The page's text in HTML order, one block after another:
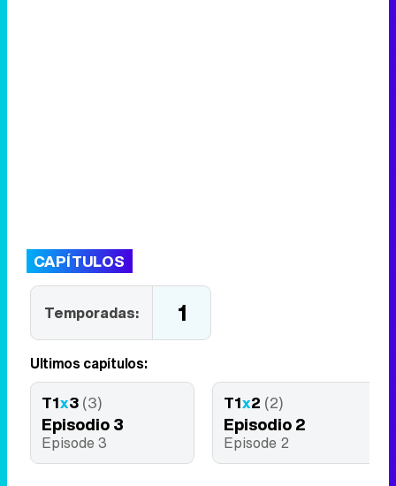
CAPÍTULOS
Temporadas: 1
Últimos capítulos:
T1x3 (3)
Episodio 3
Episode 3
T1x2 (2)
Episodio 2
Episode 2